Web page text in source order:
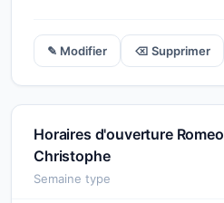
✎ Modifier ⌫ Supprimer
Horaires d'ouverture Romeo
Christophe
Semaine type